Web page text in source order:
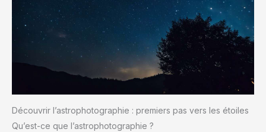
Découvrir l’astrophotographie : premiers pas vers les étoiles
Qu’est-ce que l’astrophotographie ?